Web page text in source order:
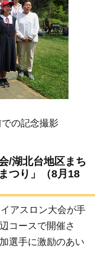
の記念撮影
/湖北台地区まち
つり」（8月18
アスロン大会が手
コースで開催さ
選手に激励のあい